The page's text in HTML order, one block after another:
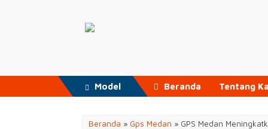
Model Beranda Tentang
Beranda » Gps Medan » GPS Medan